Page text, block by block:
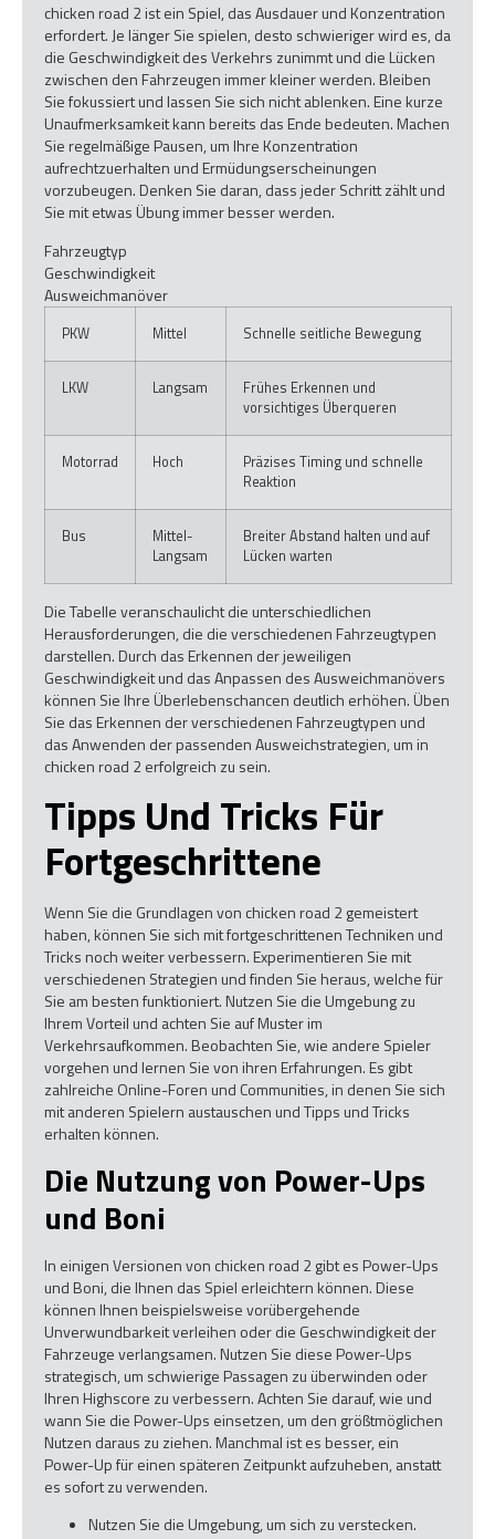
chicken road 2 ist ein Spiel, das Ausdauer und Konzentration
erfordert. Je länger Sie spielen, desto schwieriger wird es, da
die Geschwindigkeit des Verkehrs zunimmt und die Lücken
zwischen den Fahrzeugen immer kleiner werden. Bleiben
Sie fokussiert und lassen Sie sich nicht ablenken. Eine kurze
Unaufmerksamkeit kann bereits das Ende bedeuten. Machen
Sie regelmäßige Pausen, um Ihre Konzentration
aufrechtzuerhalten und Ermüdungserscheinungen
vorzubeugen. Denken Sie daran, dass jeder Schritt zählt und
Sie mit etwas Übung immer besser werden.
Fahrzeugtyp
Geschwindigkeit
Ausweichmanöver
PKW Mittel Schnelle seitliche Bewegung
LKW Langsam
Frühes Erkennen und
vorsichtiges Überqueren
Motorrad Hoch
Präzises Timing und schnelle
Reaktion
Bus
Mittel-
Langsam
Breiter Abstand halten und auf
Lücken warten
Die Tabelle veranschaulicht die unterschiedlichen
Herausforderungen, die die verschiedenen Fahrzeugtypen
darstellen. Durch das Erkennen der jeweiligen
Geschwindigkeit und das Anpassen des Ausweichmanövers
können Sie Ihre Überlebenschancen deutlich erhöhen. Üben
Sie das Erkennen der verschiedenen Fahrzeugtypen und
das Anwenden der passenden Ausweichstrategien, um in
chicken road 2 erfolgreich zu sein.
Tipps Und Tricks Für
Fortgeschrittene
Wenn Sie die Grundlagen von chicken road 2 gemeistert
haben, können Sie sich mit fortgeschrittenen Techniken und
Tricks noch weiter verbessern. Experimentieren Sie mit
verschiedenen Strategien und finden Sie heraus, welche für
Sie am besten funktioniert. Nutzen Sie die Umgebung zu
Ihrem Vorteil und achten Sie auf Muster im
Verkehrsaufkommen. Beobachten Sie, wie andere Spieler
vorgehen und lernen Sie von ihren Erfahrungen. Es gibt
zahlreiche Online-Foren und Communities, in denen Sie sich
mit anderen Spielern austauschen und Tipps und Tricks
erhalten können.
Die Nutzung von Power-Ups
und Boni
In einigen Versionen von chicken road 2 gibt es Power-Ups
und Boni, die Ihnen das Spiel erleichtern können. Diese
können Ihnen beispielsweise vorübergehende
Unverwundbarkeit verleihen oder die Geschwindigkeit der
Fahrzeuge verlangsamen. Nutzen Sie diese Power-Ups
strategisch, um schwierige Passagen zu überwinden oder
Ihren Highscore zu verbessern. Achten Sie darauf, wie und
wann Sie die Power-Ups einsetzen, um den größtmöglichen
Nutzen daraus zu ziehen. Manchmal ist es besser, ein
Power-Up für einen späteren Zeitpunkt aufzuheben, anstatt
es sofort zu verwenden.
Nutzen Sie die Umgebung, um sich zu verstecken.